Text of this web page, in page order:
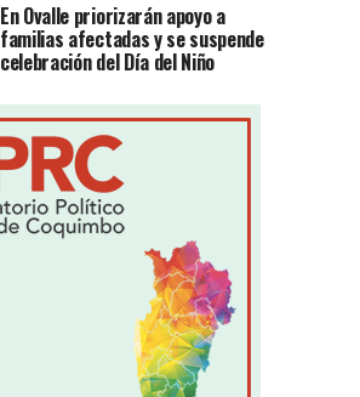
En Ovalle priorizarán apoyo a
familias afectadas y se suspende
celebración del Día del Niño